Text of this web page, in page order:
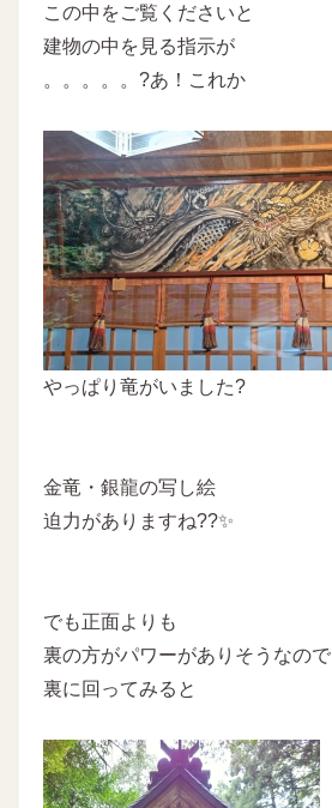
この中をご覧くださいと
建物の中を見る指示が
。。。。。?あ！これか
やっぱり竜がいました?
金竜・銀龍の写し絵
迫力がありますね??✨
でも正面よりも
裏の方がパワーがありそうなので
裏に回ってみると